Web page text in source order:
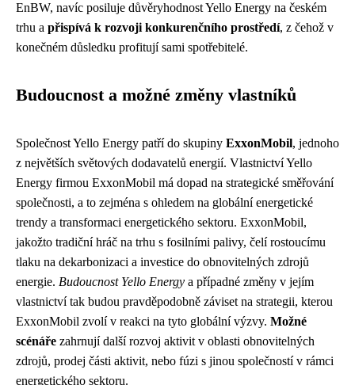
EnBW, navíc posiluje důvěryhodnost Yello Energy na českém
trhu a přispívá k rozvoji konkurenčního prostředí, z čehož v
konečném důsledku profitují sami spotřebitelé.
Budoucnost a možné změny vlastníků
Společnost Yello Energy patří do skupiny ExxonMobil, jednoho
z největších světových dodavatelů energií. Vlastnictví Yello
Energy firmou ExxonMobil má dopad na strategické směřování
společnosti, a to zejména s ohledem na globální energetické
trendy a transformaci energetického sektoru. ExxonMobil,
jakožto tradiční hráč na trhu s fosilními palivy, čelí rostoucímu
tlaku na dekarbonizaci a investice do obnovitelných zdrojů
energie. Budoucnost Yello Energy a případné změny v jejím
vlastnictví tak budou pravděpodobně záviset na strategii, kterou
ExxonMobil zvolí v reakci na tyto globální výzvy. Možné
scénáře zahrnují další rozvoj aktivit v oblasti obnovitelných
zdrojů, prodej části aktivit, nebo fúzi s jinou společností v rámci
energetického sektoru.